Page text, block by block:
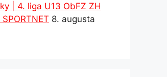
| 4. liga U13 ObFZ ZH
8. augusta